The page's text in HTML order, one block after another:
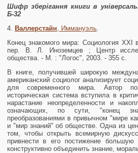
Шифр зберігання книги в
Б-32
4. Валлерстайн, Иммануэль.
Конец знакомого мира: Социология
пер. В. Л. Иноземцев ; Центр
общества. - М. : "Логос", 2003. - 355 с.
В книге, получившей широкую
американский социолог анализирует
для современного мира. Автор
историческая система вступила в
нарастание неопределенности и
означающих, по сути, "конец
преобразованиями в привычном "мире
и "мир знаний" об обществе. Одна из
том, чтобы открыть всемирную
привнести в его постижение
конструктивно объединить знание,